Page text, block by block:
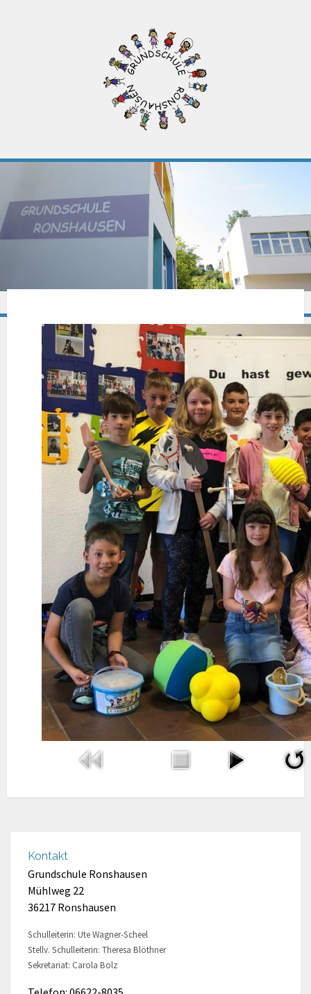
Kontakt
Grundschule Ronshausen
Mühlweg 22
36217 Ronshausen
Schulleiterin: Ute Wagner-Scheel
Stellv. Schulleiterin: Theresa Blöthner
Sekretariat: Carola Bolz